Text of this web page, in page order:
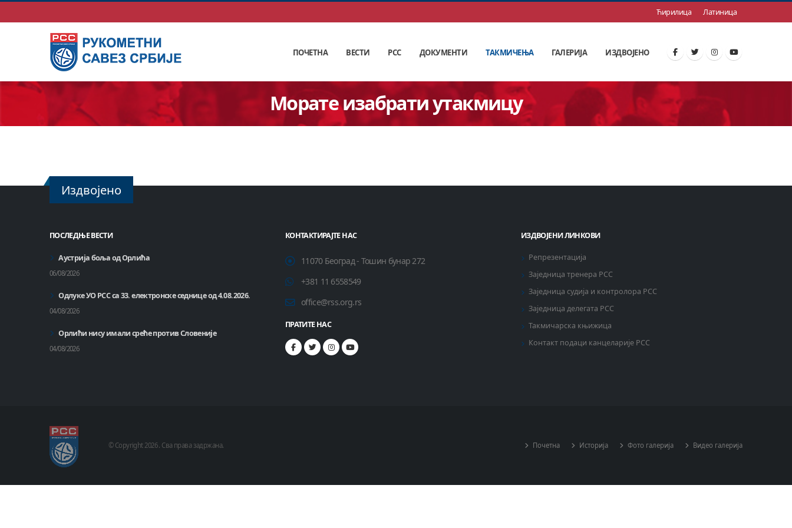
Ћирилица Латиница
ПОЧЕТНА ВЕСТИ РСС ДОКУМЕНТИ ТАКМИЧЕЊА ГАЛЕРИЈА ИЗДВОЈЕНО
Морате изабрати утакмицу
Издвојено
ПОСЛЕДЊЕ ВЕСТИ
Аустрија боља од Орлића
06/08/2026
Одлуке УО РСС са 33. електронске седнице од 4.08.2026.
04/08/2026
Орлићи нису имали среће против Словеније
04/08/2026
КОНТАКТИРАЈТЕ НАС
11070 Београд - Тошин бунар 272
+381 11 6558549
office@rss.org.rs
ПРАТИТЕ НАС
ИЗДВОЈЕНИ ЛИНКОВИ
Репрезентација
Заједница тренера РСС
Заједница судија и контролора РСС
Заједница делегата РСС
Такмичарска књижица
Контакт подаци канцеларије РСС
© Copyright 2026 . Сва права задржана. Почетна Историја Фото галерија Видео галерија